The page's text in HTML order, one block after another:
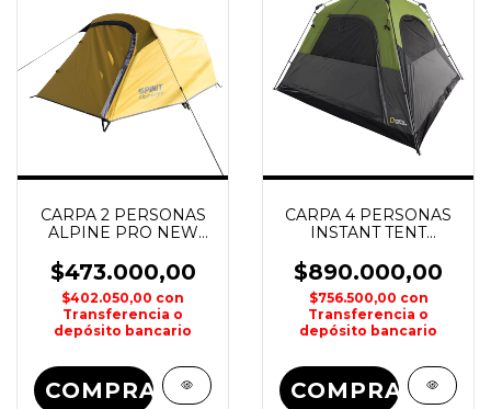
CARPA 2 PERSONAS
ALPINE PRO NEW
$473.000,00
$402.050,00 con
Transferencia o
depósito bancario
COMPRAR
CARPA 4 PERSONAS
INSTANT TENT
GEOGRAPHIC
$890.000,00
$756.500,00 con
Transferencia o
depósito bancario
COMPRAR